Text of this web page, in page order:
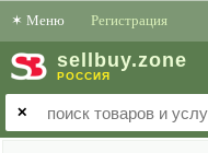
✶ Меню Регистрация
sell buy.zone
РОССИЯ
✕